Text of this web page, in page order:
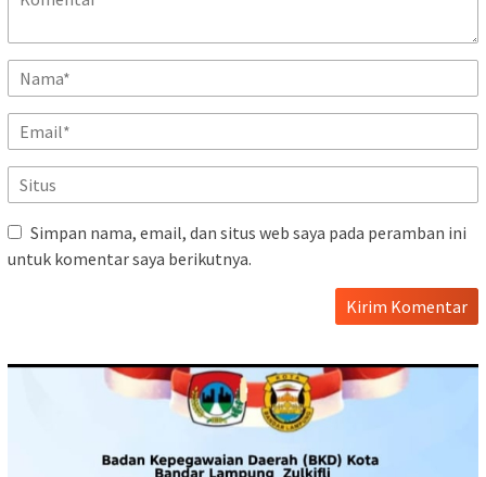
Simpan nama, email, dan situs web saya pada peramban ini
untuk komentar saya berikutnya.